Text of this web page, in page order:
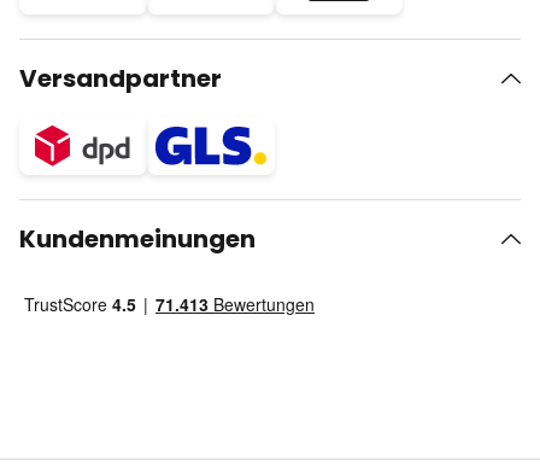
Versandpartner
Kundenmeinungen